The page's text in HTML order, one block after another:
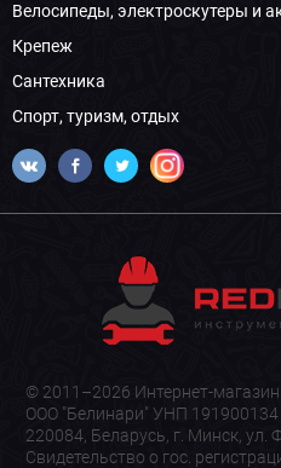
Велосипеды, электроскутеры и
Крепеж
Сантехника
Спорт, туризм, отдых
© 2011–2026 Интернет-магазин
ООО "Белинари" УНП 191900134
220084, Беларусь, г. Минск,
Свидетельство о гос.